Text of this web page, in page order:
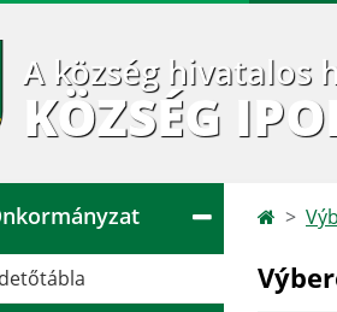
A község hivatalos
KÖZSÉG